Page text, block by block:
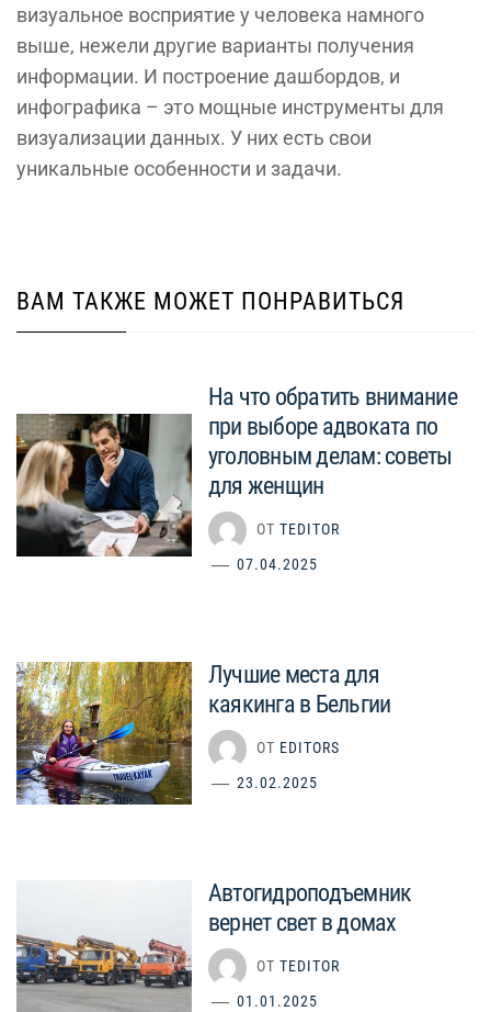
визуальное восприятие у человека намного
выше, нежели другие варианты получения
информации. И построение дашбордов, и
инфографика – это мощные инструменты для
визуализации данных. У них есть свои
уникальные особенности и задачи.
ВАМ ТАКЖЕ МОЖЕТ ПОНРАВИТЬСЯ
На что обратить внимание
при выборе адвоката по
уголовным делам: советы
для женщин
ОТ TEDITOR
07.04.2025
Лучшие места для
каякинга в Бельгии
ОТ EDITORS
23.02.2025
Автогидроподъемник
вернет свет в домах
ОТ TEDITOR
01.01.2025